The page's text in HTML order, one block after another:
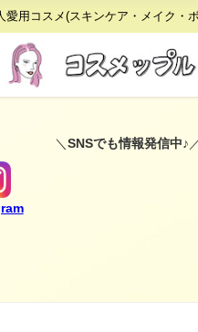
用コスメ(スキンケア・メイク・
＼ SNSでも情報発信中♪